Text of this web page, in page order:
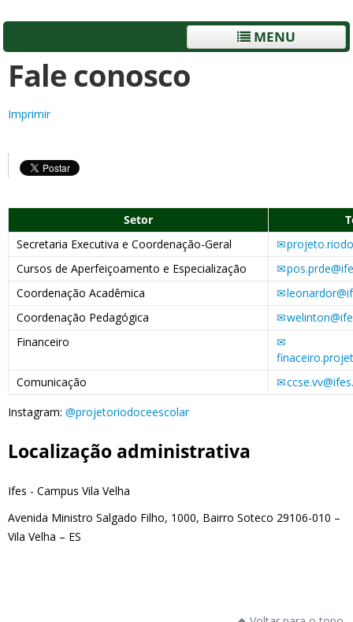
MENU
Fale conosco
Imprimir
Setor
Secretaria Executiva e Coordenação-Geral
Cursos de Aperfeiçoamento e Especialização
Coordenação Acadêmica
Coordenação Pedagógica
Financeiro
Comunicação
Instagram: @projetoriodoceescolar
Localização administrativa
Ifes - Campus Vila Velha
Avenida Ministro Salgado Filho, 1000, Bairro Soteco 29106-010 –
Vila Velha – ES